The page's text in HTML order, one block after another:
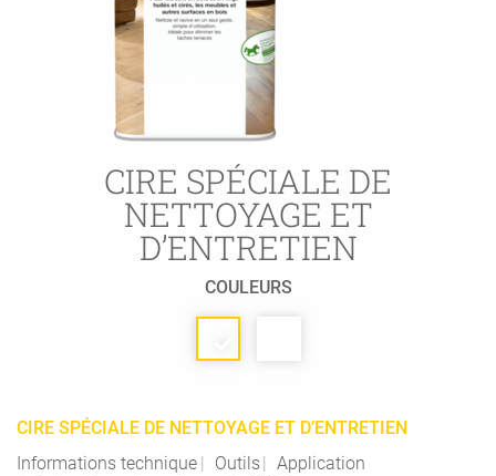
CIRE SPÉCIALE DE
NETTOYAGE ET
D’ENTRETIEN
COULEURS
CIRE SPÉCIALE DE NETTOYAGE ET D’ENTRETIEN
Informations technique
Outils
Application